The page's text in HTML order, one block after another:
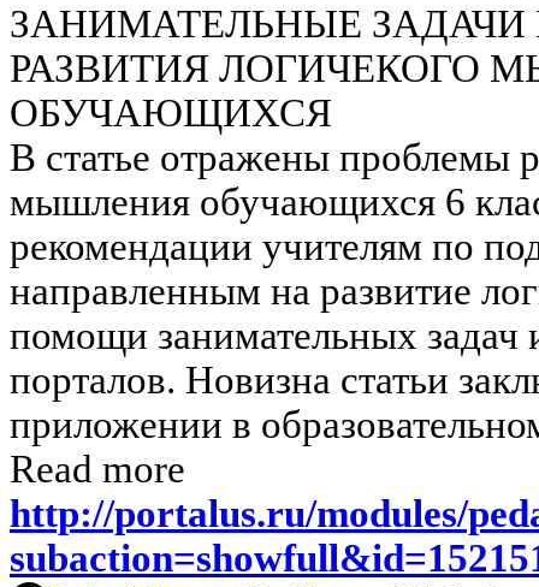
ЗАНИМАТЕЛЬНЫЕ ЗАДАЧИ
РАЗВИТИЯ ЛОГИЧЕКОГО
ОБУЧАЮЩИХСЯ
В статье отражены проблемы
мышления обучающихся 6
рекомендации учителям по
направленным на развитие
помощи занимательных
порталов. Новизна статьи
приложении в
Read more
http://portalus.ru/modules/